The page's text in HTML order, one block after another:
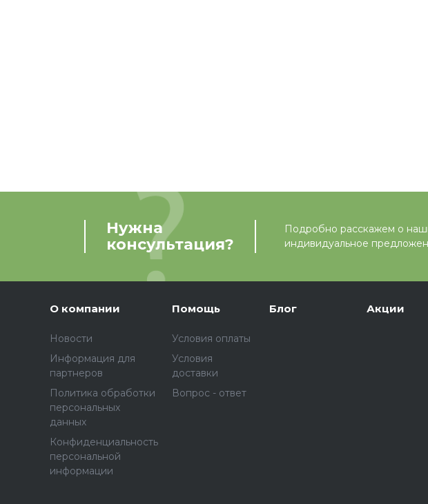
Нужна
консультация?
Подробно расскажем о
индивидуальное
О компании
Новости
Информация для
партнеров
Политика обработки
персональных
данных
Конфиденциальность
персональной
информации
Помощь
Условия оплаты
Условия
доставки
Вопрос - ответ
Блог Акции